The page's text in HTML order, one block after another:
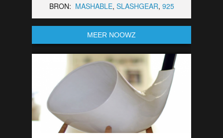
BRON: MASHABLE, SLASHGEAR, 925
MEER NOOWZ